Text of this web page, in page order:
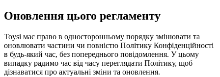
Оновлення цього регламенту
Toysi має право в односторонньому порядку змінювати та
оновлювати частини чи повністю Політику Конфіденційності
в будь-який час, без попереднього повідомлення. У цьому
випадку радимо час від часу переглядати Політику, щоб
дізнаватися про актуальні зміни та оновлення.